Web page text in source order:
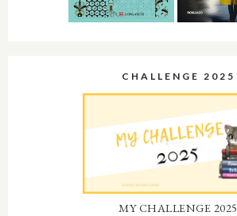
CHALLENGE 2025
MY CHALLENGE 2025